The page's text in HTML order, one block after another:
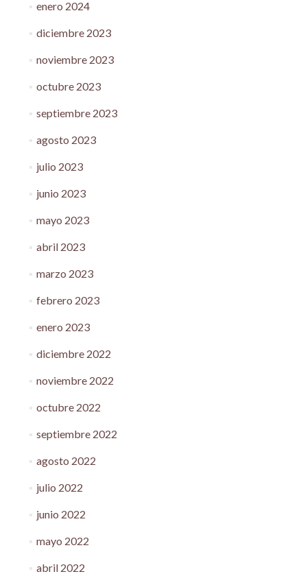
enero 2024
diciembre 2023
noviembre 2023
octubre 2023
septiembre 2023
agosto 2023
julio 2023
junio 2023
mayo 2023
abril 2023
marzo 2023
febrero 2023
enero 2023
diciembre 2022
noviembre 2022
octubre 2022
septiembre 2022
agosto 2022
julio 2022
junio 2022
mayo 2022
abril 2022